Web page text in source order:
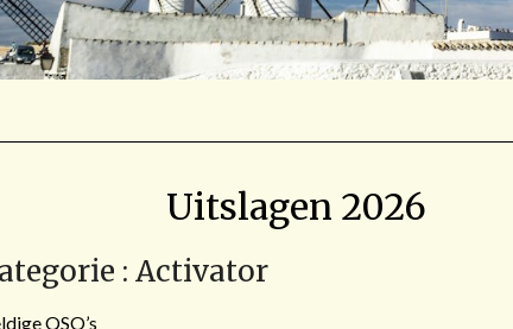
Uitslagen 2026
: Activator
QSO’s